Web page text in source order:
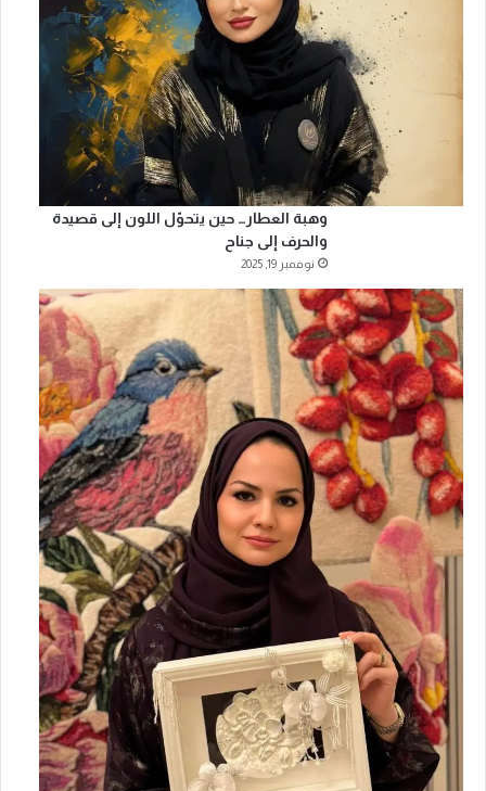
وهبة العطار… حين يتحوّل اللون إلى قصيدة
والحرف إلى جناح
نوفمبر 19, 2025